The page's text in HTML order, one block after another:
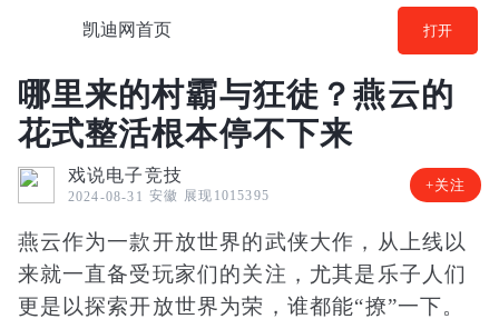
凯迪网首页 打开
哪里来的村霸与狂徒？燕云的
花式整活根本停不下来
戏说电子竞技
2024-08-31 安徽 展现1015395
+关注
燕云作为一款开放世界的武侠大作，从上线以
来就一直备受玩家们的关注，尤其是乐子人们
更是以探索开放世界为荣，谁都能“撩”一下。